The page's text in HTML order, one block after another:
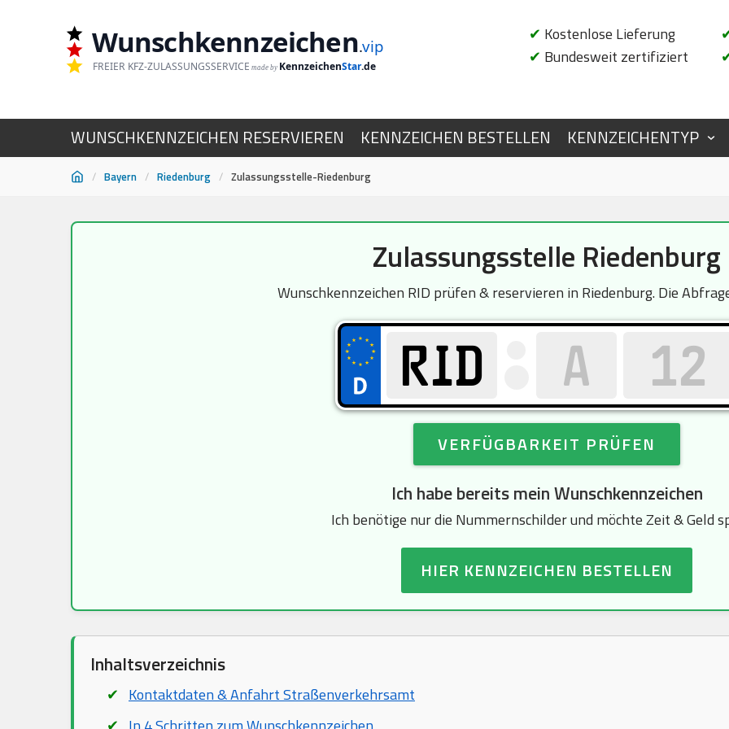
Wunschkennzeichen.vip
FREIER KFZ-ZULASSUNGSSERVICE made by KennzeichenStar.de
✔ Kostenlose Lieferung
✔ Bundesweit zertifiziert
WUNSCHKENNZEICHEN RESERVIEREN KENNZEICHEN BESTELLEN KENNZEICHENTYP
/ Bayern / Riedenburg / Zulassungsstelle-Riedenburg
Zulassungsstelle Riedenburg
Wunschkennzeichen RID prüfen & reservieren in Riedenburg. Die
VERFÜGBARKEIT PRÜFEN
Ich habe bereits mein Wunschkennzeichen
Ich benötige nur die Nummernschilder und möchte Zeit & Geld
HIER KENNZEICHEN BESTELLEN
Inhaltsverzeichnis
Kontaktdaten & Anfahrt Straßenverkehrsamt